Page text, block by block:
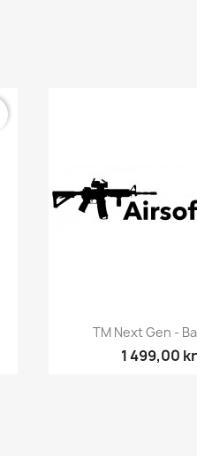

TM Next Gen -
1 499,00 kr